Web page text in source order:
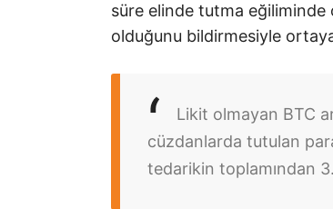
süre elinde tutma eğiliminde
olduğunu bildirmesiyle ortaya
Likit olmayan BTC
cüzdanlarda tutulan
tedarikin toplamından